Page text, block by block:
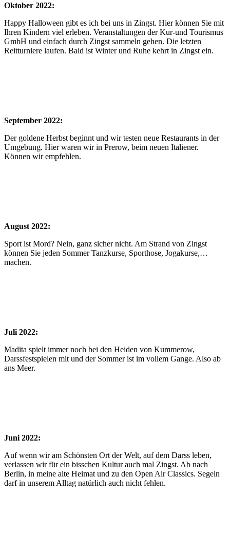
Oktober 2022:
Happy Halloween gibt es ich bei uns in Zingst. Hier können Sie mit
Ihren Kindern viel erleben. Veranstaltungen der Kur-und Tourismus
GmbH und einfach durch Zingst sammeln gehen. Die letzten
Reitturniere laufen. Bald ist Winter und Ruhe kehrt in Zingst ein.
September 2022:
Der goldene Herbst beginnt und wir testen neue Restaurants in der
Umgebung. Hier waren wir in Prerow, beim neuen Italiener.
Können wir empfehlen.
August 2022:
Sport ist Mord? Nein, ganz sicher nicht. Am Strand von Zingst
können Sie jeden Sommer Tanzkurse, Sporthose, Jogakurse,…
machen.
Juli 2022:
Madita spielt immer noch bei den Heiden von Kummerow,
Darssfestspielen mit und der Sommer ist im vollem Gange. Also ab
ans Meer.
Juni 2022:
Auf wenn wir am Schönsten Ort der Welt, auf dem Darss leben,
verlassen wir für ein bisschen Kultur auch mal Zingst. Ab nach
Berlin, in meine alte Heimat und zu den Open Air Classics. Segeln
darf in unserem Alltag natürlich auch nicht fehlen.